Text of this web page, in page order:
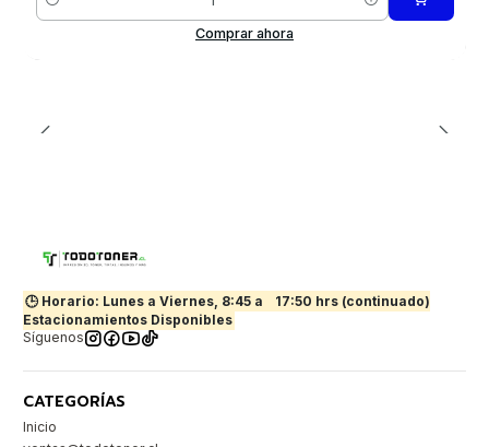
Cantidad
Comprar ahora
🕒 Horario: Lunes a Viernes, 8:45 a
17:50 hrs (continuado)
Estacionamientos Disponibles
Síguenos
CATEGORÍAS
Inicio